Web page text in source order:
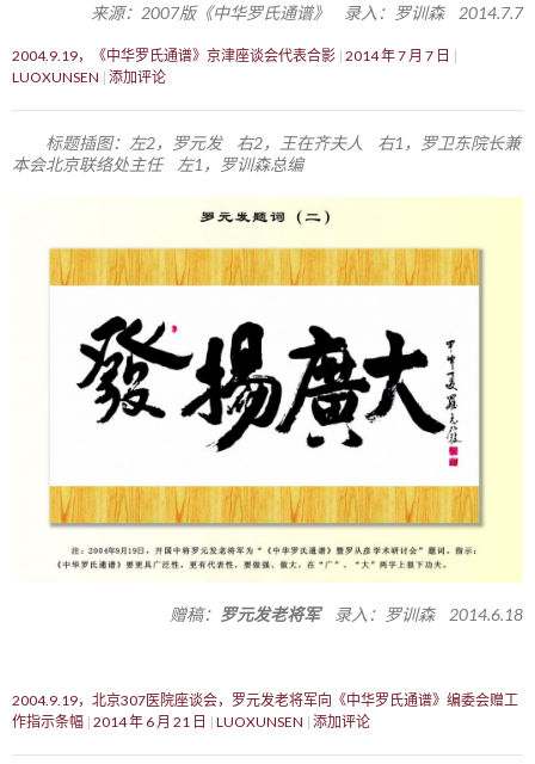
来源：2007版《中华罗氏通谱》 录入：罗训森 2014.7.7
2004.9.19，《中华罗氏通谱》京津座谈会代表合影 2014 年 7 月 7 日
LUOXUNSEN 添加评论
标题插图：左2，罗元发 右2，王在齐夫人 右1，罗卫东院长兼
本会北京联络处主任 左1，罗训森总编
赠稿： 罗元发老将军录入：罗训森 2014.6.18
2004.9.19，北京307医院座谈会，罗元发老将军向《中华罗氏通谱》编委会赠工
作指示条幅 2014 年 6 月 21 日 LUOXUNSEN 添加评论